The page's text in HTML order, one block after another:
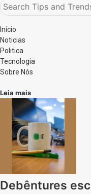
Início
Noticias
Politica
Tecnologia
Sobre Nós
Leia mais
Debêntures